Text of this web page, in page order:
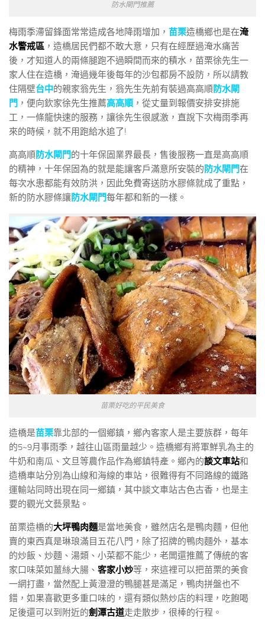
防水閘門推薦
梅雨季滯留鋒面常常造成各地降雨增加， 苗栗造橋鄉也是在淹
水警戒區 ，造橋居民們都不敢大意，只有在經歷過淹水痛苦
後，才知道人的兩條腿跑不過瞬間而來的積水，苗栗徐先生一
家人住在造橋，淹過幾年後每年的沙包都房不設防，所以請教
住隔壁台中的親家翁先生，翁先生先前有裝過高高順防水閘
門 ，便向欽家徐先生推薦高高順 ，從丈量到報價安排安排施
工，一條龍快速的服務，讓徐先生很感激，直說下次梅雨季再
來的時候，就不用跑給水追了!
高高順防水閘門的十年保固業界最長，售後服務一直是高高順
的精神，十年保固為的就是能讓客戶滿意所安裝的防水閘門在
每次水患都能有效防洪，因此免費寄送防水膠條就成了重點，
新的防水膠條讓防水閘門每年都和新的一樣。
苗栗好吃的平民美食
造橋是苗栗靠北部的一個鄉鎮，鄉內客家人是主要族群，每年
的5~9月事雨季，越往山區雨量越少。造橋鄉有將軍鮮乳為主的
牛奶和南瓜、文旦等農作品作為鄉鎮特產。鄉內的談文車站和
造橋車站分別為山線和海線的車站，很難得有不同路線的鐵路
運輸站同時出現在同一鄉鎮，其中談文車站古色古香，也是主
要的觀光文藝景點。
苗栗造橋的大坪鴨肉麵是當地美食，雖然店名是鴨肉麵，但他
賣的東西真是琳琅滿目五花八門，除了招牌的鴨肉麵外，基本
的炒飯、炒麵、湯類、小菜都不能少，老闆還推薦了傳統的客
家口味菜如薑絲大腸、 客家小炒等，來這裡可以把苗栗的美食
一網打盡，當然配上黃澄澄的鴨腿甚是滿足，鴨肉拼盤也不
錯，如果喜歡更多重口味的，還有類似熱炒店的料理，吃飽喝
足後還可以到附近的劍潭古道走走散步，很棒的行程。